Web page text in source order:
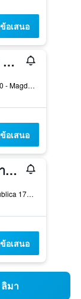
อเสนอ
Wyndham Costa del Sol Lima Salaverry
Av. Salaverry 3060 - Magdalena Del Mar, ลิมา, เปรู
อเสนอ
โรงแรมชีราตัน ลิมา ศูนย์ประวัติศาสตร์
Paseo de la Republica 170, ลิมา, เปรู
อเสนอ
มา